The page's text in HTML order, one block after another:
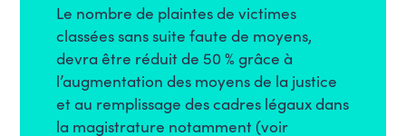
Le nombre de plaintes de victimes
classées sans suite faute de moyens,
devra être réduit de 50 % grâce à
l’augmentation des moyens de la justice
et au remplissage des cadres légaux dans
la magistrature notamment (voir